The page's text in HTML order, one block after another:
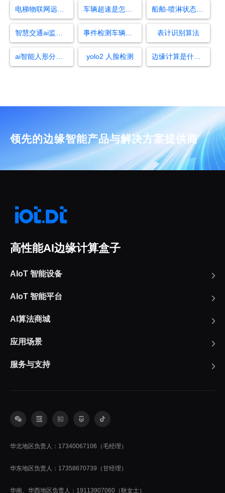
车辆超速是怎么识别车的 船舶-喷淋状态检测算法
表计识别算法
yolo2 人脸检测 边缘计算是什么意思
领先的边缘智能产品与解决方案提供商
高性能AI边缘计算盒子
AIoT 智能设备
AIoT 智能平台
AI算法商城
应用场景
服务与支持
华北地区负责人：17340067106（毛经理）
华东地区负责人：17358670739（甘经理）
华南、华西地区负责人：19113907060（耿女士）